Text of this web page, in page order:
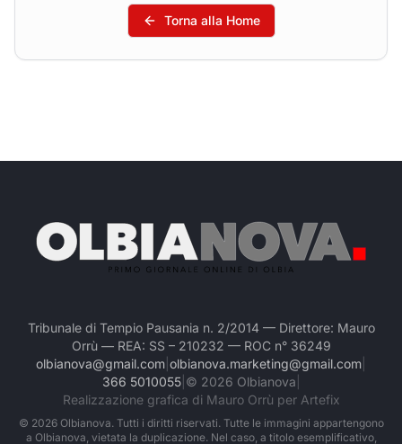
Torna alla Home
Tribunale di Tempio Pausania n. 2/2014 — Direttore: Mauro
Orrù — REA: SS – 210232 — ROC n° 36249
olbianova@gmail.com olbianova.marketing@gmail.com
366 5010055| © 2026 Olbianova
Realizzazione grafica di Mauro Orrù per Artefix
© 2026Olbianova. Tutti i diritti riservati. Tutte le immagini appartengono
a Olbianova, vietata la duplicazione. Nel caso, a titolo esemplificativo,